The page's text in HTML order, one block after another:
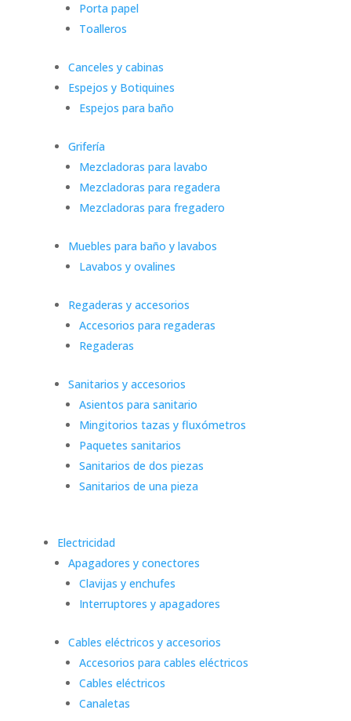
Porta papel
Toalleros
Canceles y cabinas
Espejos y Botiquines
Espejos para baño
Grifería
Mezcladoras para lavabo
Mezcladoras para regadera
Mezcladoras para fregadero
Muebles para baño y lavabos
Lavabos y ovalines
Regaderas y accesorios
Accesorios para regaderas
Regaderas
Sanitarios y accesorios
Asientos para sanitario
Mingitorios tazas y fluxómetros
Paquetes sanitarios
Sanitarios de dos piezas
Sanitarios de una pieza
Electricidad
Apagadores y conectores
Clavijas y enchufes
Interruptores y apagadores
Cables eléctricos y accesorios
Accesorios para cables eléctricos
Cables eléctricos
Canaletas